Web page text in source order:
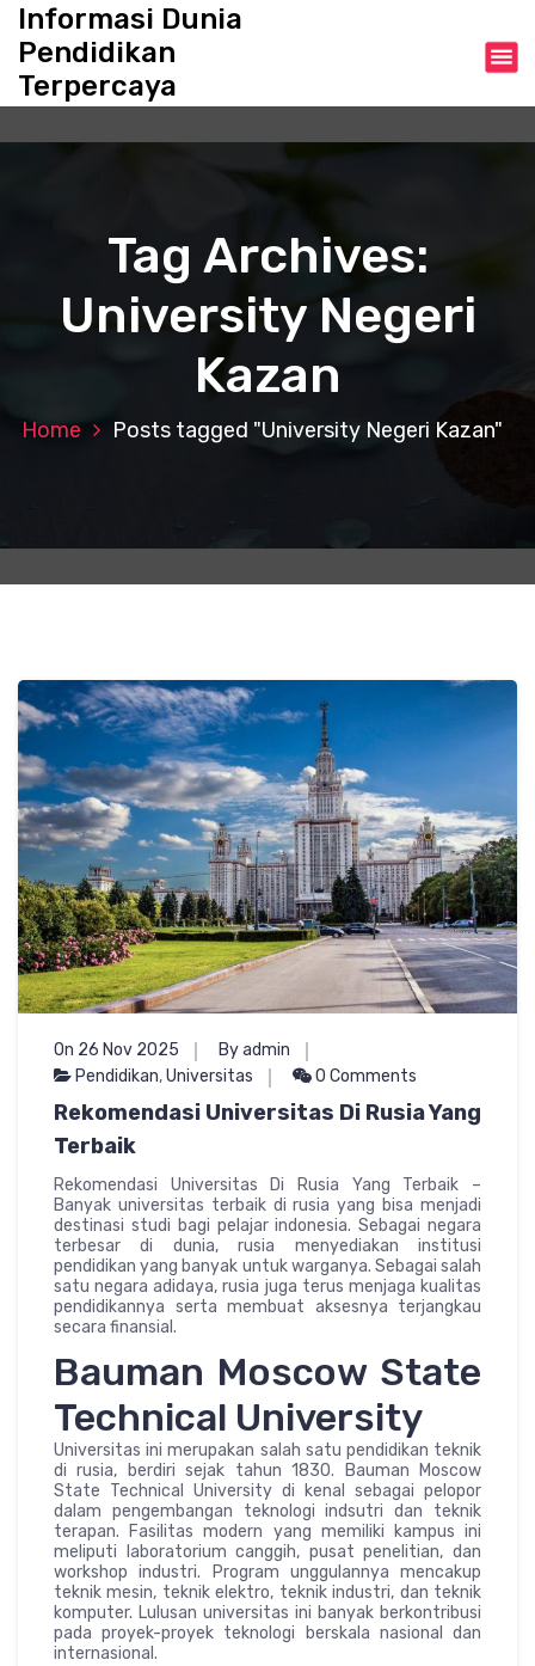
o
Informasi Dunia
Pendidikan
Terpercaya
Tag Archives:
University Negeri
Kazan
Home Posts tagged "University Negeri Kazan"
On 26 Nov 2025
By admin
Pendidikan,Universitas 0 Comments
Rekomendasi Universitas Di Rusia Yang
Terbaik
Rekomendasi Universitas Di Rusia Yang Terbaik –
Banyak universitas terbaik di rusia yang bisa menjadi
destinasi studi bagi pelajar indonesia. Sebagai negara
terbesar di dunia, rusia menyediakan institusi
pendidikan yang banyak untuk warganya. Sebagai salah
satu negara adidaya, rusia juga terus menjaga kualitas
pendidikannya serta membuat aksesnya terjangkau
secara finansial.
Bauman Moscow State
Technical University
Universitas ini merupakan salah satu pendidikan teknik
di rusia, berdiri sejak tahun 1830. Bauman Moscow
State Technical University di kenal sebagai pelopor
dalam pengembangan teknologi indsutri dan teknik
terapan. Fasilitas modern yang memiliki kampus ini
meliputi laboratorium canggih, pusat penelitian, dan
workshop industri. Program unggulannya mencakup
teknik mesin, teknik elektro, teknik industri, dan teknik
komputer. Lulusan universitas ini banyak berkontribusi
pada proyek-proyek teknologi berskala nasional dan
internasional.